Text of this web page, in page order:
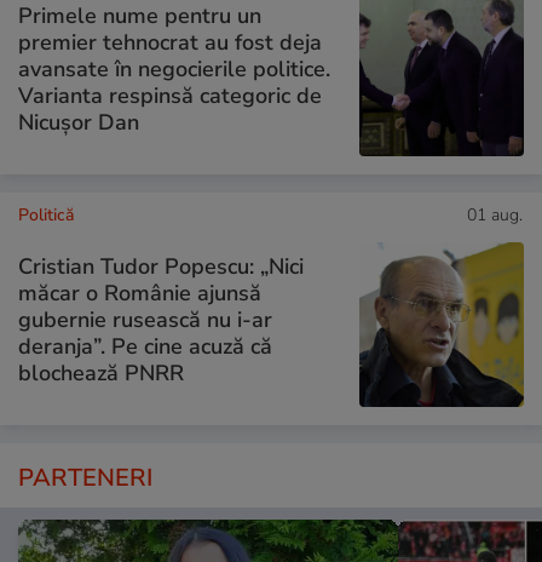
Primele nume pentru un
premier tehnocrat au fost deja
avansate în negocierile politice.
Varianta respinsă categoric de
Nicușor Dan
Politică 01 aug.
Cristian Tudor Popescu: „Nici
măcar o Românie ajunsă
gubernie rusească nu i-ar
deranja”. Pe cine acuză că
blochează PNRR
PARTENERI